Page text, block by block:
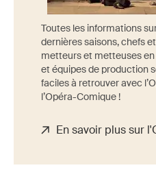
Toutes les informations
dernières saisons, chefs
metteurs et metteuses
et équipes de production
faciles à retrouver avec
l’Opéra-Comique !
En savoir plus sur